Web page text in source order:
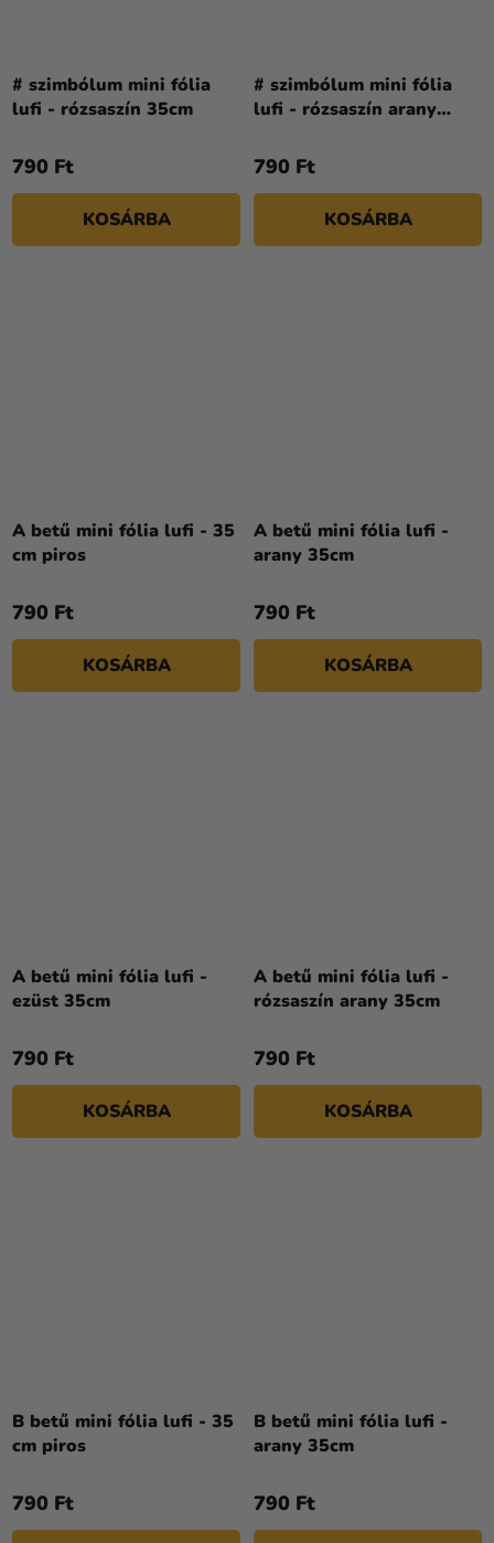
# szimbólum mini fólia
lufi - rózsaszín 35cm
790 Ft
KOSÁRBA
# szimbólum mini fólia
lufi - rózsaszín arany
790 Ft
KOSÁRBA
A betű mini fólia lufi - 35
cm piros
790 Ft
KOSÁRBA
A betű mini fólia lufi -
arany 35cm
790 Ft
KOSÁRBA
A betű mini fólia lufi -
ezüst 35cm
790 Ft
KOSÁRBA
A betű mini fólia lufi -
rózsaszín arany 35cm
790 Ft
KOSÁRBA
B betű mini fólia lufi - 35
cm piros
790 Ft
B betű mini fólia lufi -
arany 35cm
790 Ft